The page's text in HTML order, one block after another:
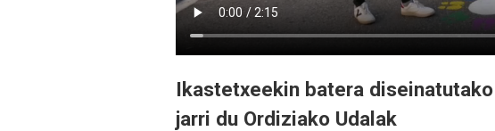
Ikastetxeekin batera
jarri du Ordiziako Udalak